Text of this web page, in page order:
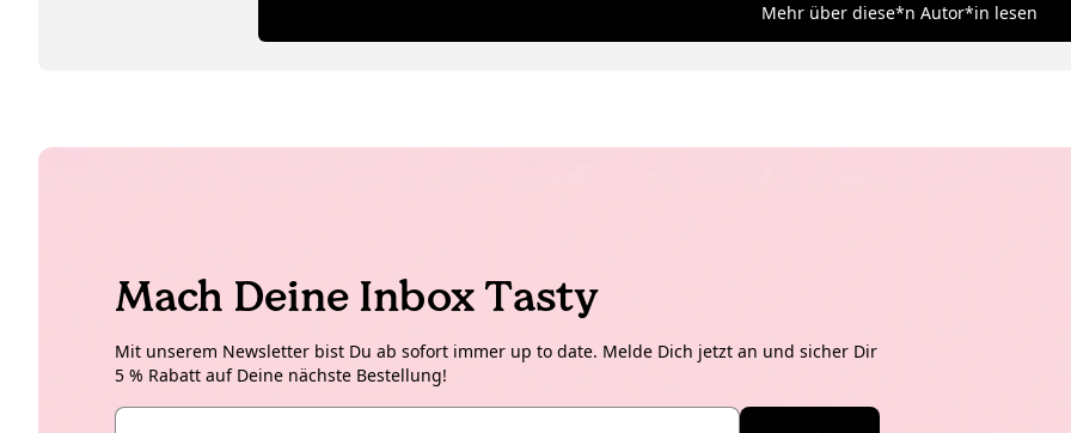
Mehr über diese*n Autor*in lesen
Mach Deine Inbox Tasty
Mit unserem Newsletter bist Du ab sofort immer up to date. Melde Dich jetzt an und sicher Dir
5 % Rabatt auf Deine nächste Bestellung!